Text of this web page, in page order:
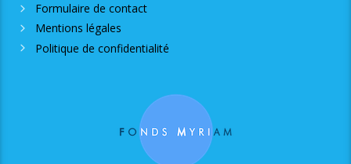
Formulaire de contact
Mentions légales
Politique de confidentialité